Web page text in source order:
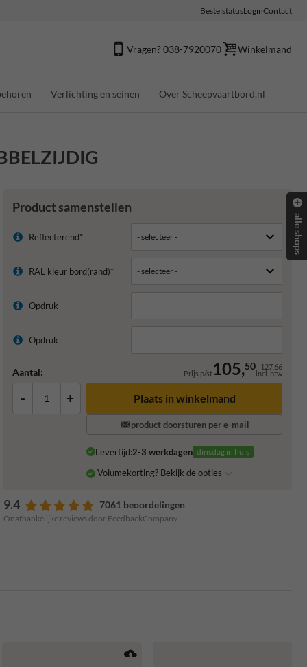
BestelstatusLoginContact
Vragen? 038-7920070 Winkelmand
Verlichting en seinen Over Scheepvaartbord.nl
Product samenstellen
Reflecterend*
RAL kleur bord(rand)*
Opdruk
Opdruk
Aantal: Prijs p/st105,50 127,66
incl. btw
- + Plaats in winkelmand
product doorsturen per e-mail
Levertijd:2-3 werkdagen dinsdag in huis
Volumekorting? Bekijk de opties
9.4 7061 beoordelingen
Onafhankelijke reviews door FeedbackCompany
alle shops